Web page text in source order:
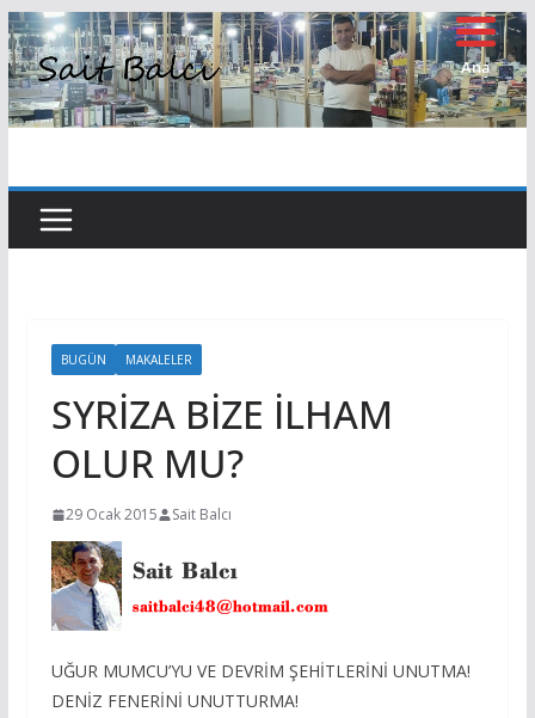
Skip
to
content
BUGÜN MAKALELER
SYRİZA BİZE İLHAM
OLUR MU?
29 Ocak 2015 Sait Balcı
UĞUR MUMCU’YU VE DEVRİM ŞEHİTLERİNİ UNUTMA!
DENİZ FENERİNİ UNUTTURMA!
Ana
Sayfa